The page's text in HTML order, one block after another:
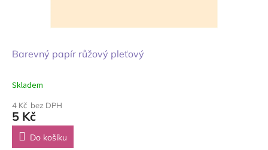
Barevný papír růžový pleťový
Skladem
4 Kč bez DPH
5 Kč
Do košíku